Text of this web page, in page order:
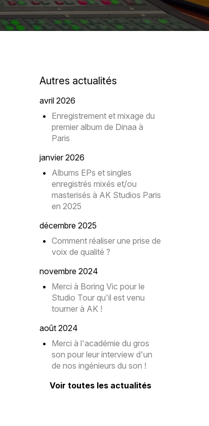
Autres actualités
avril 2026
Enregistrement et mixage du
premier album de Dinaa à
Paris
janvier 2026
Albums EPs et singles
enregistrés mixés et/ou
masterisés à AK Studios Paris
en 2025
décembre 2025
Comment réaliser une prise de
voix de qualité ?
novembre 2024
Merci à Boring Vic pour le
Studio Tour qu'il est venu
tourner à AK !
août 2024
Merci à l'académie du gros
son pour leur interview d'un
de nos ingénieurs du son !
Voir toutes les actualités